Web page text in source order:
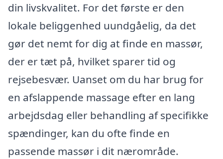
din livskvalitet. For det første er den
lokale beliggenhed uundgåelig, da det
gør det nemt for dig at finde en massør,
der er tæt på, hvilket sparer tid og
rejsebesvær. Uanset om du har brug for
en afslappende massage efter en lang
arbejdsdag eller behandling af specifikke
spændinger, kan du ofte finde en
passende massør i dit nærområde.